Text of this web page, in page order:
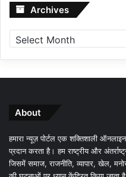
Archives Archives
About
हमारा न्यूज़ पोर्टल एक शक्तिशाली
प्रदान करता है। हम राष्ट्रीय और
जिसमें समाज, राजनीति, व्यापार, खेल,